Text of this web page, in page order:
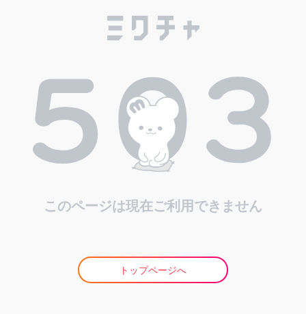
このページは現在ご利用できません